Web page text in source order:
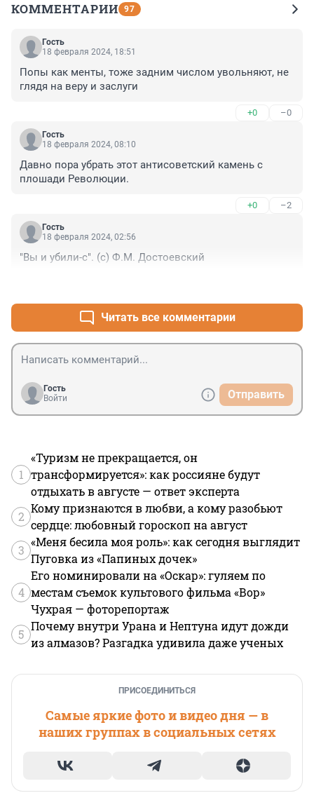
КОММЕНТАРИИ 97
Гость
18 февраля 2024, 18:51
Попы как менты, тоже задним числом увольняют, не
глядя на веру и заслуги
+0 –0
Гость
18 февраля 2024, 08:10
Давно пора убрать этот антисоветский камень с
плошади Революции.
+0 –2
Гость
18 февраля 2024, 02:56
"Вы и убили-с". (с) Ф.М. Достоевский
Читать все комментарии
Гость
Войти
Отправить
1
«Туризм не прекращается, он
трансформируется»: как россияне будут
отдыхать в августе — ответ эксперта
2
Кому признаются в любви, а кому разобьют
сердце: любовный гороскоп на август
3
«Меня бесила моя роль»: как сегодня выглядит
Пуговка из «Папиных дочек»
4
Его номинировали на «Оскар»: гуляем по
местам съемок культового фильма «Вор»
Чухрая — фоторепортаж
5
Почему внутри Урана и Нептуна идут дожди
из алмазов? Разгадка удивила даже ученых
ПРИСОЕДИНИТЬСЯ
Самые яркие фото и видео дня — в
наших группах в социальных сетях